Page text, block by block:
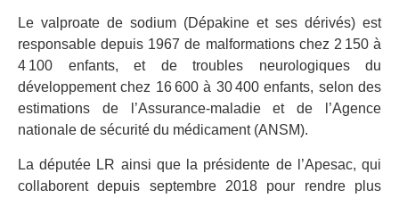
Le valproate de sodium (Dépakine et ses dérivés) est
responsable depuis 1967 de malformations chez 2 150 à
4 100 enfants, et de troubles neurologiques du
développement chez 16 600 à 30 400 enfants, selon des
estimations de l’Assurance-maladie et de l’Agence
nationale de sécurité du médicament (ANSM).
La députée LR ainsi que la présidente de l’Apesac, qui
collaborent depuis septembre 2018 pour rendre plus